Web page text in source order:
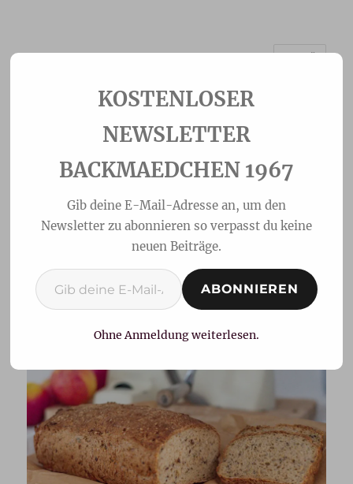
Mühlen-Brot/Glutenfrei
NEWSLETTER
BACKMAEDCHEN 1967
Gib deine E-Mail-Adresse an, um den
Newsletter zu abonnieren so verpasst du keine
neuen Beiträge.
Gib deine E-Mail-Adresse ein ...
ABONNIEREN
Ohne Anmeldung weiterlesen.